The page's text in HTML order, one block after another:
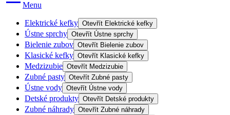
Menu
Elektrické kefky Otevřít Elektrické kefky
Ústne sprchy Otevřít Ústne sprchy
Bielenie zubov Otevřít Bielenie zubov
Klasické kefky Otevřít Klasické kefky
Medzizubie Otevřít Medzizubie
Zubné pasty Otevřít Zubné pasty
Ústne vody Otevřít Ústne vody
Detské produkty Otevřít Detské produkty
Zubné náhrady Otevřít Zubné náhrady